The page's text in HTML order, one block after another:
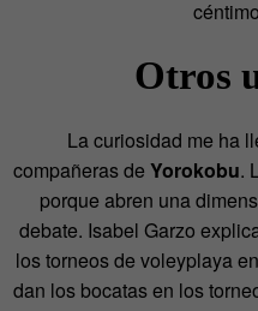
Otros
La curiosidad me ha
compañeras de Yorokobu.
porque abren una
debate. Isabel Garzo
los torneos de voleyplaya
dan los bocatas en los